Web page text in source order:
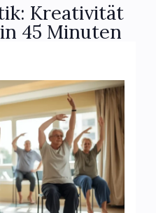
Kreativität
45 Minuten